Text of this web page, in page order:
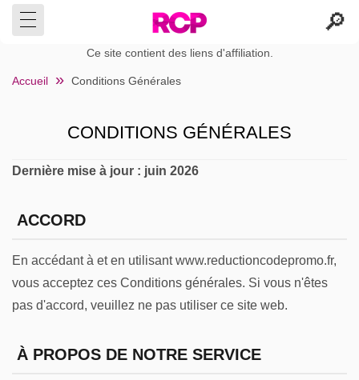
Ce site contient des liens d'affiliation.
Accueil Conditions Générales
CONDITIONS GÉNÉRALES
Dernière mise à jour : juin 2026
ACCORD
En accédant à et en utilisant www.reductioncodepromo.fr,
vous acceptez ces Conditions générales. Si vous n'êtes
pas d'accord, veuillez ne pas utiliser ce site web.
À PROPOS DE NOTRE SERVICE